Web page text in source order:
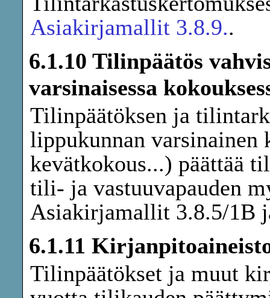
Asiakirjamallit 3.8.9..
6.1.10 Tilinpäätös
varsinaisessa
Tilinpäätöksen ja
lippukunnan varsinainen
kevätkokous...) päättää
tili- ja vastuuvapauden
Asiakirjamallit 3.8.5/1B
6.1.11
Tilinpäätökset ja muut